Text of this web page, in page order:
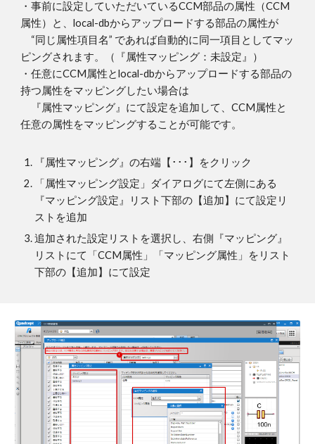
・事前に設定していただいているCCM部品の属性（CCM
属性）と、local-dbからアップロードする部品の属性が
“同じ属性項目名” であれば自動的に同一項目としてマッ
ピングされます。（『属性マッピング：未設定』）
・任意にCCM属性とlocal-dbからアップロードする部品の
持つ属性をマッピングしたい場合は
『属性マッピング』にて設定を追加して、CCM属性と
任意の属性をマッピングすることが可能です。
『属性マッピング』の右端【･･･】をクリック
「属性マッピング設定」ダイアログにて左側にある
『マッピング設定』リスト下部の【追加】にて設定リ
ストを追加
追加された設定リストを選択し、右側『マッピング』
リストにて「CCM属性」「マッピング属性」をリスト
下部の【追加】にて設定